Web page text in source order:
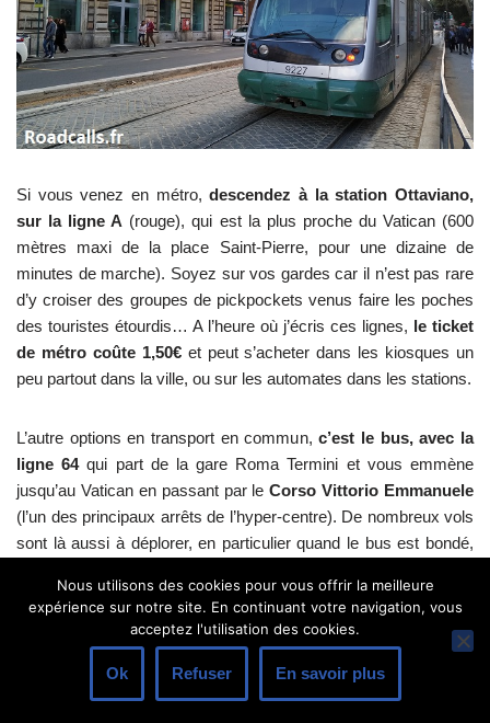
Si vous venez en métro,descendez à la station Ottaviano,
sur la ligne A (rouge), qui est la plus proche du Vatican (600
mètres maxi de la place Saint-Pierre, pour une dizaine de
minutes de marche). Soyez sur vos gardes car il n’est pas rare
d’y croiser des groupes de pickpockets venus faire les poches
des touristes étourdis… A l’heure où j’écris ces lignes, le ticket
de métro coûte 1,50€et peut s’acheter dans les kiosques un
peu partout dans la ville, ou sur les automates dans les stations.
L’autre options en transport en commun, c’est le bus, avec la
ligne 64qui part de la gare Roma Termini et vous emmène
jusqu’au Vatican en passant par leCorso Vittorio Emmanuele
(l’un des principaux arrêts de l’hyper-centre). De nombreux vols
sont là aussi à déplorer, en particulier quand le bus est bondé,
au conducteur (mais je prends les paris que cette option va
bientôt se terminer…).
> En taxi
Nous utilisons des cookies pour vous offrir la meilleure
expérience sur notre site. En continuant votre navigation, vous
acceptez l'utilisation des cookies.
Ok Refuser En savoir plus